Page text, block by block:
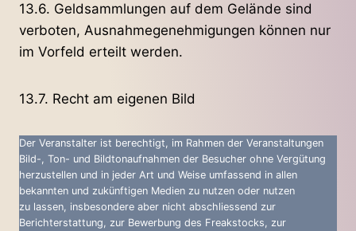
13.6. Geldsammlungen auf dem Gelände sind
verboten, Ausnahmegenehmigungen können nur
im Vorfeld erteilt werden.
13.7. Recht am eigenen Bild
Der Veranstalter ist berechtigt, im Rahmen der Veranstaltungen
Bild-, Ton- und Bildtonaufnahmen der Besucher ohne Vergütung
herzustellen und in jeder Art und Weise umfassend in allen
bekannten und zukünftigen Medien zu nutzen oder nutzen
zu lassen, insbesondere aber nicht abschliessend zur
Berichterstattung, zur Bewerbung des Freakstocks, zur